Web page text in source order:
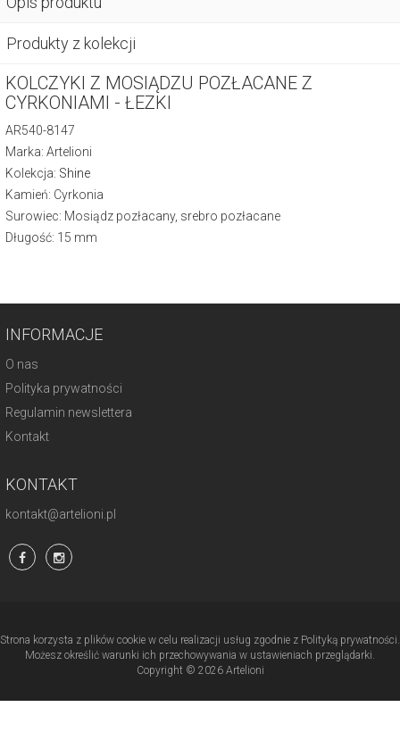
Produkty z kolekcji
KOLCZYKI Z MOSIĄDZU POZŁACANE Z
CYRKONIAMI - ŁEZKI
AR540-8147
Marka: Artelioni
Kolekcja: Shine
Kamień: Cyrkonia
Surowiec: Mosiądz pozłacany, srebro pozłacane
Długość: 15 mm
INFORMACJE
O nas
Polityka prywatności
Regulamin newslettera
Kontakt
KONTAKT
kontakt@artelioni.pl
Strona korzysta z plików cookie w celu realizacji usług zgodnie z Polityką prywatności.
Możesz określić warunki ich przechowywania w ustawieniach przeglądarki.
Copyright © 2026 Artelioni